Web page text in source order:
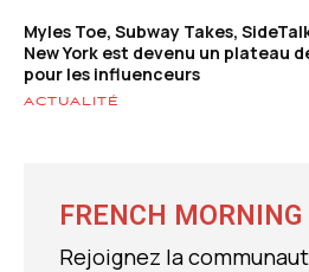
Myles Toe, Subway Takes,
New York est devenu un plateau
pour les influenceurs
ACTUALITÉ
FRENCH MORNING
Rejoignez la